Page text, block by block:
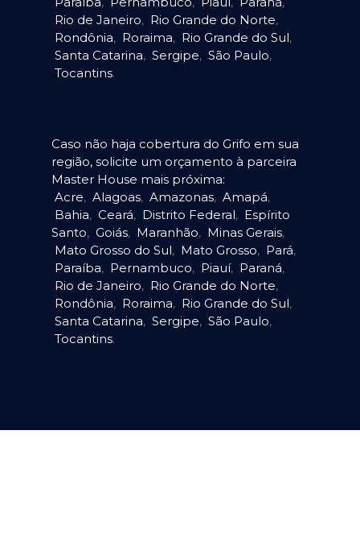
Rio de Janeiro, Rio Grande do Norte,
Rondônia, Roraima, Rio Grande do Sul,
Santa Catarina, Sergipe, São Paulo,
Tocantins.
Caso não haja cobertura do Grifo em sua
região, solicite um orçamento à parceira
Master House mais próxima:
Acre, Alagoas, Amazonas, Amapá,
Bahia, Ceará, Distrito Federal, Espírito
Santo, Goiás, Maranhão, Minas Gerais,
Mato Grosso do Sul, Mato Grosso, Pará,
Paraíba, Pernambuco, Piauí, Paraná,
Rio de Janeiro, Rio Grande do Norte,
Rondônia, Roraima, Rio Grande do Sul,
Santa Catarina, Sergipe, São Paulo,
Tocantins.